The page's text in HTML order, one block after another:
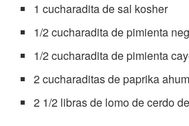
1 cucharadita de sal kosher
1/2 cucharadita de pimienta
1/2 cucharadita de pimienta
2 cucharaditas de paprika
2 1/2 libras de lomo de cerdo